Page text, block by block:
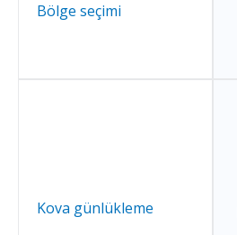
Bölge seçimi
Kova günlükleme